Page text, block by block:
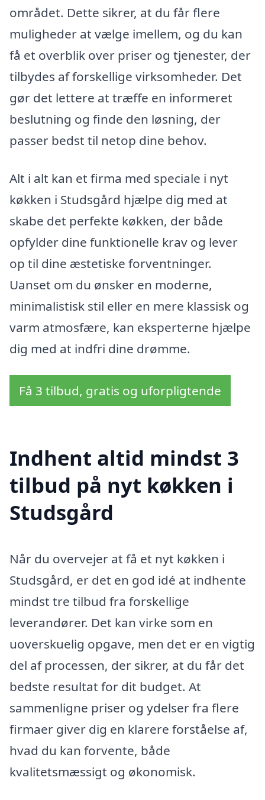
området. Dette sikrer, at du får flere
muligheder at vælge imellem, og du kan
få et overblik over priser og tjenester, der
tilbydes af forskellige virksomheder. Det
gør det lettere at træffe en informeret
beslutning og finde den løsning, der
passer bedst til netop dine behov.
Alt i alt kan et firma med speciale i nyt
køkken i Studsgård hjælpe dig med at
skabe det perfekte køkken, der både
opfylder dine funktionelle krav og lever
op til dine æstetiske forventninger.
Uanset om du ønsker en moderne,
minimalistisk stil eller en mere klassisk og
varm atmosfære, kan eksperterne hjælpe
dig med at indfri dine drømme.
Få 3 tilbud, gratis og uforpligtende
Indhent altid mindst 3
tilbud på nyt køkken i
Studsgård
Når du overvejer at få et nyt køkken i
Studsgård, er det en god idé at indhente
mindst tre tilbud fra forskellige
leverandører. Det kan virke som en
uoverskuelig opgave, men det er en vigtig
del af processen, der sikrer, at du får det
bedste resultat for dit budget. At
sammenligne priser og ydelser fra flere
firmaer giver dig en klarere forståelse af,
hvad du kan forvente, både
kvalitetsmæssigt og økonomisk.